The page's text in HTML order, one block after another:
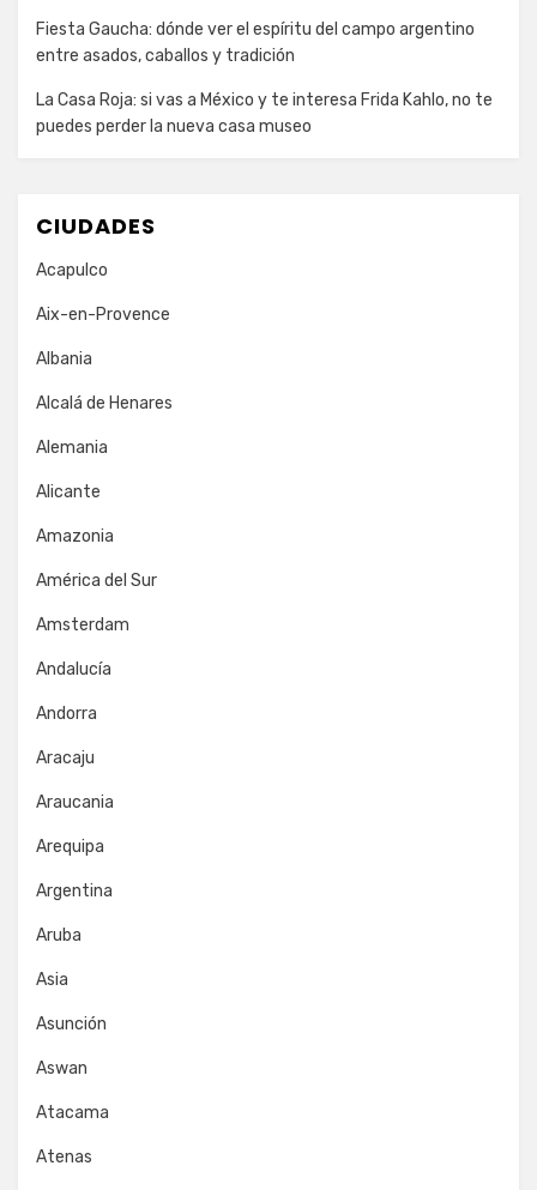
Fiesta Gaucha: dónde ver el espíritu del campo argentino
entre asados, caballos y tradición
La Casa Roja: si vas a México y te interesa Frida Kahlo, no te
puedes perder la nueva casa museo
CIUDADES
Acapulco
Aix-en-Provence
Albania
Alcalá de Henares
Alemania
Alicante
Amazonia
América del Sur
Amsterdam
Andalucía
Andorra
Aracaju
Araucania
Arequipa
Argentina
Aruba
Asia
Asunción
Aswan
Atacama
Atenas